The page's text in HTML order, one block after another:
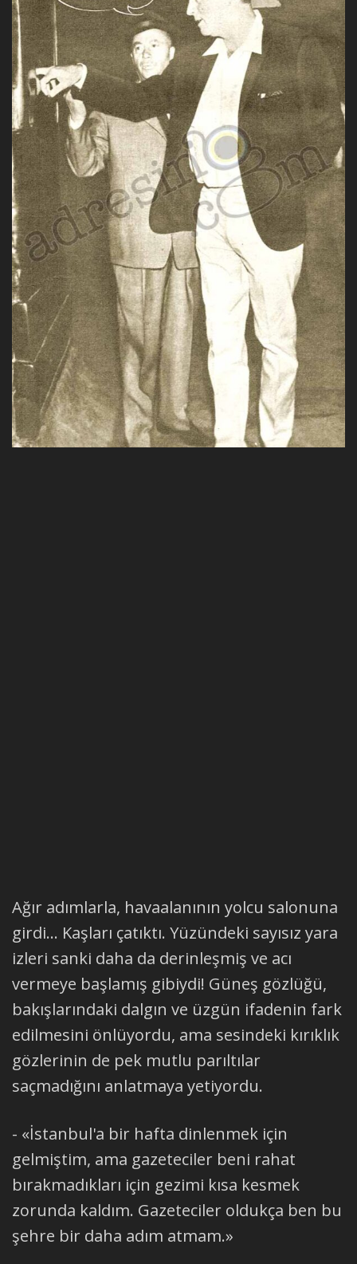
Ağır adımlarla, havaalanının yolcu salonuna
girdi... Kaşları çatıktı. Yüzündeki sayısız yara
izleri sanki daha da derinleşmiş ve acı
vermeye başlamış gibiydi! Güneş gözlüğü,
bakışlarındaki dalgın ve üzgün ifadenin fark
edilmesini önlüyordu, ama sesindeki kırıklık
gözlerinin de pek mutlu parıltılar
saçmadığını anlatmaya yetiyordu.
- «İstanbul'a bir hafta dinlenmek için
gelmiştim, ama gazeteciler beni rahat
bırakmadıkları için gezimi kısa kesmek
zorunda kaldım. Gazeteciler oldukça ben bu
şehre bir daha adım atmam.»